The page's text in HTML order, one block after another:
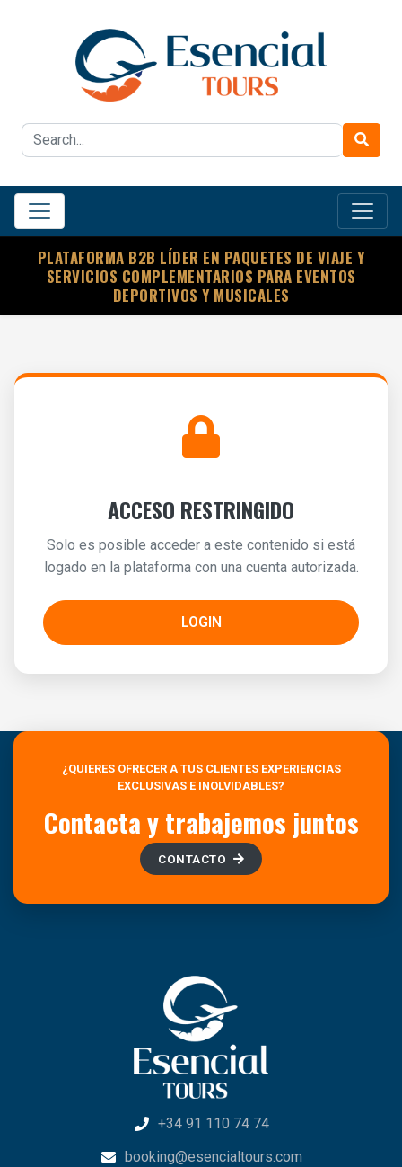
PLATAFORMA B2B LÍDER EN PAQUETES DE VIAJE Y
SERVICIOS COMPLEMENTARIOS PARA EVENTOS
DEPORTIVOS Y MUSICALES
ACCESO RESTRINGIDO
Solo es posible acceder a este contenido si está
logado en la plataforma con una cuenta autorizada.
LOGIN
¿QUIERES OFRECER A TUS CLIENTES EXPERIENCIAS
EXCLUSIVAS E INOLVIDABLES?
Contacta y trabajemos juntos
CONTACTO
+34 91 110 74 74
booking@esencialtours.com